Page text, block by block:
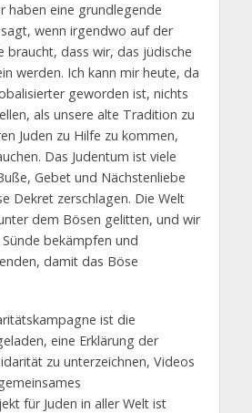
haben eine grundlegende
wenn irgendwo auf der
braucht, dass wir, das jüdische
werden. Ich kann mir heute, da
geworden ist, nichts
als unsere alte Tradition zu
Juden zu Hilfe zu kommen,
Das Judentum ist viele
Gebet und Nächstenliebe
Dekret zerschlagen. Die Welt
dem Bösen gelitten, und wir
bekämpfen und
damit das Böse
ist die
eine Erklärung der
zu unterzeichnen, Videos
für Juden in aller Welt ist